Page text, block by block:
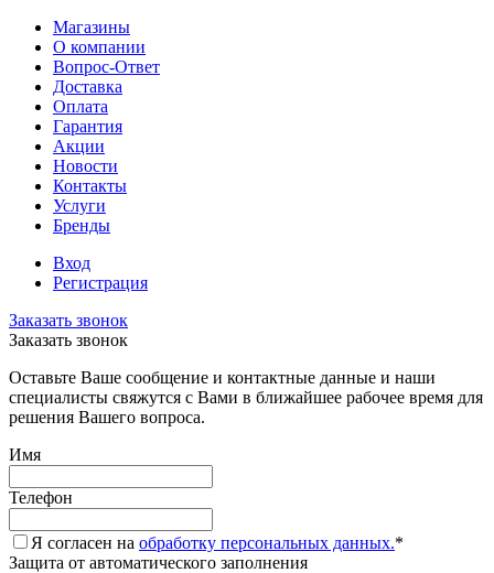
Магазины
О компании
Вопрос-Ответ
Доставка
Оплата
Гарантия
Акции
Новости
Контакты
Услуги
Бренды
Вход
Регистрация
Заказать звонок
Заказать звонок
Оставьте Ваше сообщение и контактные данные и наши
специалисты свяжутся с Вами в ближайшее рабочее время для
решения Вашего вопроса.
Имя
Телефон
Я согласен на обработку персональных данных.*
Защита от автоматического заполнения